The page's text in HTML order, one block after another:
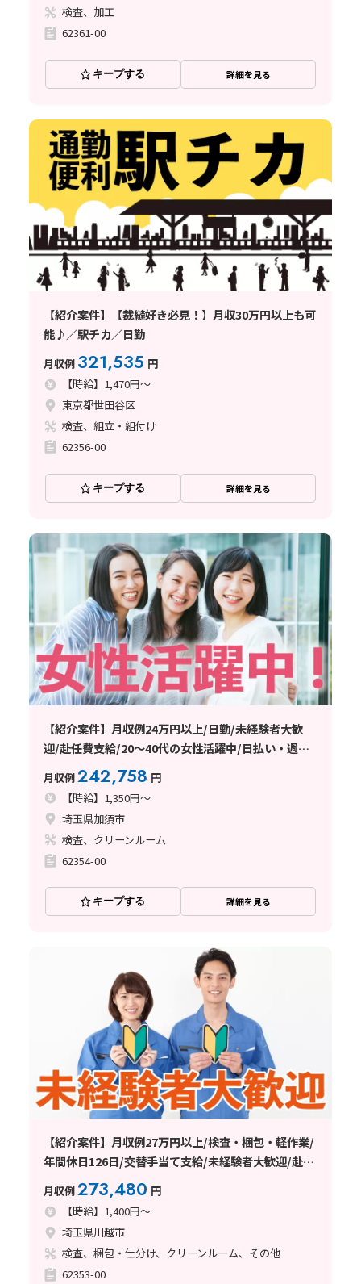
検査、加工
62361-00
キープする 詳細を見る
【紹介案件】【裁縫好き必見！】月収30万円以上も可
能♪／駅チカ／日勤
月収例 321,535 円
【時給】1,470円～
東京都世田谷区
検査、組立・組付け
62356-00
キープする 詳細を見る
【紹介案件】月収例24万円以上/日勤/未経験者大歓
迎/赴任費支給/20～40代の女性活躍中/日払い・週払
い制度あり
月収例242,758 円
【時給】1,350円～
埼玉県加須市
検査、クリーンルーム
62354-00
キープする 詳細を見る
【紹介案件】月収例27万円以上/検査・梱包・軽作業/
年間休日126日/交替手当て支給/未経験者大歓迎/赴任
費支給/20～40代の男女性活躍中/日払い・週払い制度
あり
月収例273,480 円
【時給】1,400円～
埼玉県川越市
検査、梱包・仕分け、クリーンルーム、その他
62353-00